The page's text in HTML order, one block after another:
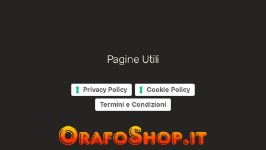
Pagine Utili
Privacy Policy
Cookie Policy
Termini e Condizioni